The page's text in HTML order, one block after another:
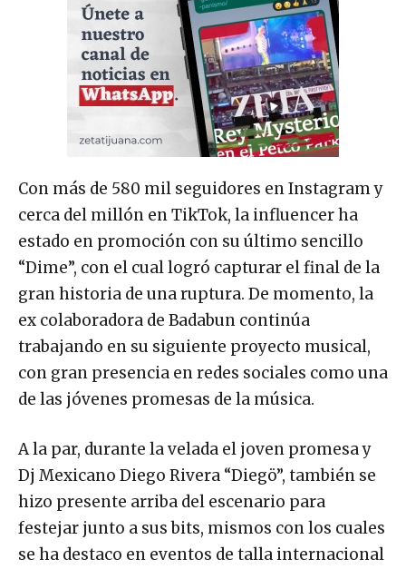
Con más de 580 mil seguidores en Instagram y
cerca del millón en TikTok, la influencer ha
estado en promoción con su último sencillo
“Dime”, con el cual logró capturar el final de la
gran historia de una ruptura. De momento, la
ex colaboradora de Badabun continúa
trabajando en su siguiente proyecto musical,
con gran presencia en redes sociales como una
de las jóvenes promesas de la música.
A la par, durante la velada el joven promesa y
Dj Mexicano Diego Rivera “Diegö”, también se
hizo presente arriba del escenario para
festejar junto a sus bits, mismos con los cuales
se ha destaco en eventos de talla internacional